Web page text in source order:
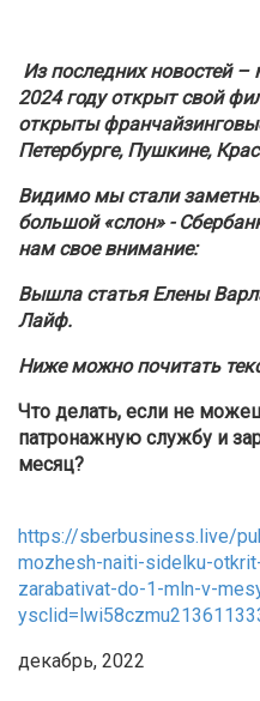
Из последних новостей
2024 году открыт свой
открыты
Петербурге, Пушкине,
Видимо мы стали
большой «слон» -
нам свое внимание:
Вышла статья Елены
Лайф.
Ниже можно почитать
Что делать, если не
патронажную службу и
месяц?
https://sberbusiness.live/
mozhesh-naiti-sidelku-
zarabativat-do-1-mln-v-
декабрь, 2022